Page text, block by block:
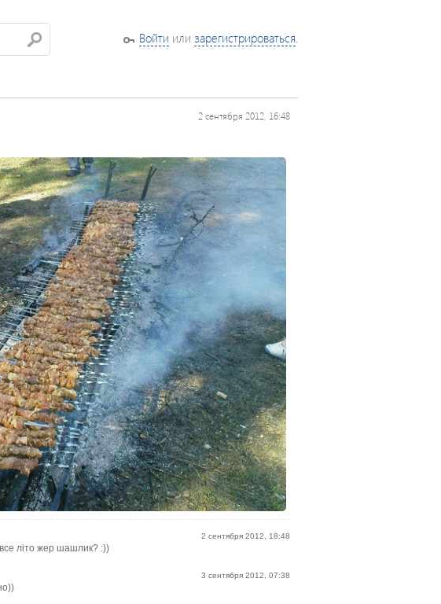
Войти или зарегистрироваться.
2 сентября 2012, 16:48
літо жер шашлик? :))
2 сентября 2012, 18:48
3 сентября 2012, 07:38